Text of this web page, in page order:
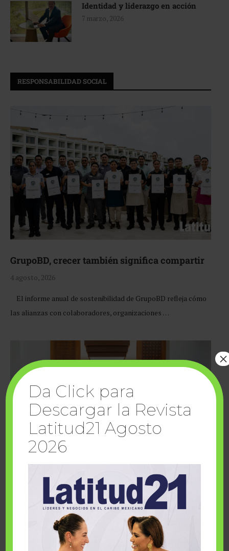
Identidad y liderazgo en acción
7 marzo, 2026
RESPONSABILIDAD SOCIAL
GrupoBD, crecer también significa compartir
4 agosto, 2026
El informe anual de sostenibilidad de GrupoBD refleja cómo
las alianzas con colaboradores, organizaciones …
Cuando la solidaridad inspira; cumplen
sueños Fairmont Mayakoba y Make-A-Wish
Da Click para
Descargar la Revista
Latitud21 Agosto
2026
×